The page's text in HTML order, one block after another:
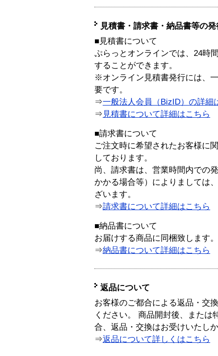
見積書・請求書・納品書等の
■見積書について
ぷらっとオンラインでは、24時
することができます。
※オンライン見積書発行には、
要です。
⇒一般法人会員（BizID）の詳細
⇒ 見積書について詳細はこちら
■請求書について
ご注文時に希望されたお客様に
しております。
尚、請求書は、営業時間内での
かかる場合等）によりましては
ざいます。
⇒請求書について詳細はこちら
■納品書について
お届けする商品に同梱致します。
⇒納品書について詳細はこちら
返品について
お客様のご都合による返品・交
ください。 商品開封後、または
合、返品・交換はお受けいたし
⇒返品について詳しくはこちら